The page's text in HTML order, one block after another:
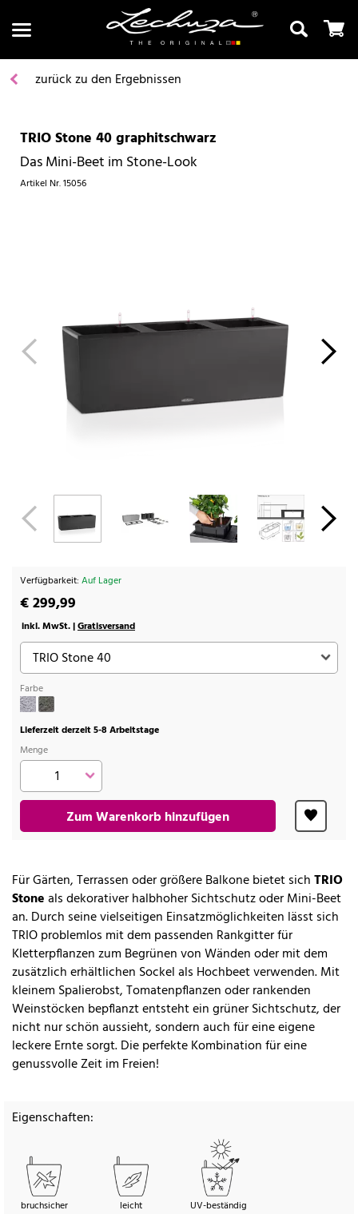
Suchen
zurück zu den Ergebnissen
TRIO Stone 40 graphitschwarz
Das Mini-Beet im Stone-Look
Artikel Nr.15056
Verfügbarkeit: Auf Lager
€ 299,99
inkl. MwSt. |Gratisversand
Farbe
Lieferzeit derzeit 5-8 Arbeitstage
Menge
Zum Warenkorb hinzufügen
Für Gärten, Terrassen oder größere Balkone bietet sichTRIO
Stoneals dekorativer halbhoher Sichtschutz oder Mini-Beet
an. Durch seine vielseitigen Einsatzmöglichkeiten lässt sich
TRIO problemlos mit dem passenden Rankgitter für
Kletterpflanzen zum Begrünen von Wänden oder mit dem
zusätzlich erhältlichen Sockel als Hochbeet verwenden. Mit
kleinem Spalierobst, Tomatenpflanzen oder rankenden
Weinstöcken bepflanzt entsteht ein grüner Sichtschutz, der
nicht nur schön aussieht, sondern auch für eine eigene
leckere Ernte sorgt. Die perfekte Kombination für eine
genussvolle Zeit im Freien!
Eigenschaften:
bruchsicher leicht UV-beständig